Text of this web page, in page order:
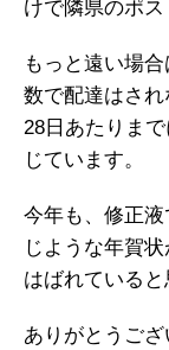
けで隣県のポス
もっと遠い場
数で配達はされ
28日あたりま
じています。
今年も、修正
じような年賀
はばれていると
ありがとうご